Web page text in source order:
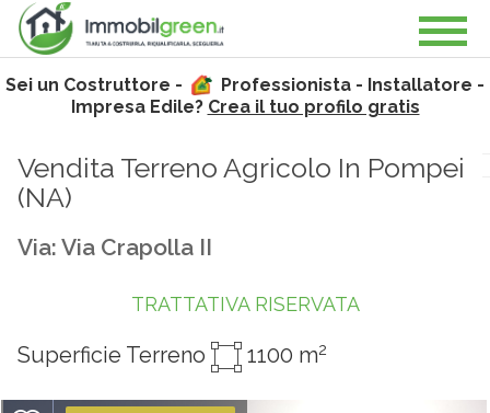
Sei un Costruttore -
Professionista - Installatore -
Impresa Edile? Crea il tuo profilo gratis
Vendita Terreno Agricolo In Pompei
(NA)
Via: Via Crapolla II
TRATTATIVA RISERVATA
Superficie Terreno 1100 m2